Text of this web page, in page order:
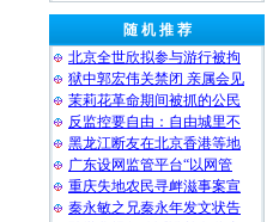
随 机 推 荐
北京全世欣拟参与游行被拘
狱中郭宏伟关禁闭 亲属会见
茉莉花革命期间被抓的公民
反监控要自由：自由城里不
黑龙江断友在北京香港等地
广东设网监管平台“以网管
重庆失地农民寻衅滋事案宣
秦永敏之兄秦永年发文状告